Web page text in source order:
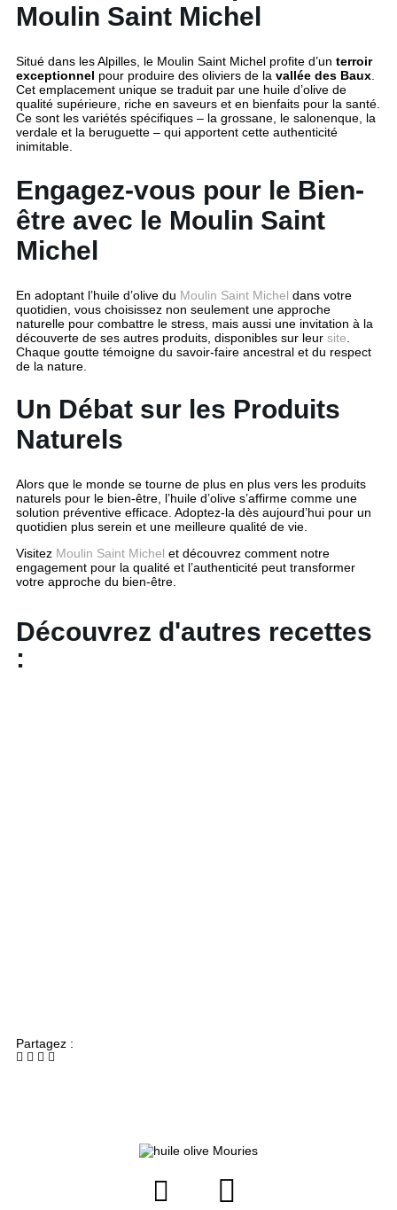
Moulin Saint Michel
Situé dans les Alpilles, le Moulin Saint Michel profite d’un terroir
exceptionnel pour produire des oliviers de la vallée des Baux
Cet emplacement unique se traduit par une huile d’olive de
qualité supérieure, riche en saveurs et en bienfaits pour la santé.
Ce sont les variétés spécifiques – la grossane, le salonenque, la
verdale et la beruguette – qui apportent cette authenticité
inimitable.
Engagez-vous pour le Bien-
être avec le Moulin Saint
Michel
En adoptant l’huile d’olive du Moulin Saint Michel dans votre
quotidien, vous choisissez non seulement une approche
naturelle pour combattre le stress, mais aussi une invitation à la
découverte de ses autres produits, disponibles sur leur site
Chaque goutte témoigne du savoir-faire ancestral et du respect
de la nature.
Un Débat sur les Produits
Naturels
Alors que le monde se tourne de plus en plus vers les produits
naturels pour le bien-être, l’huile d’olive s’affirme comme une
solution préventive efficace. Adoptez-la dès aujourd’hui pour un
quotidien plus serein et une meilleure qualité de vie.
Visitez Moulin Saint Michel et découvrez comment notre
engagement pour la qualité et l’authenticité peut transformer
votre approche du bien-être.
Découvrez d'autres recettes
:
Partagez :